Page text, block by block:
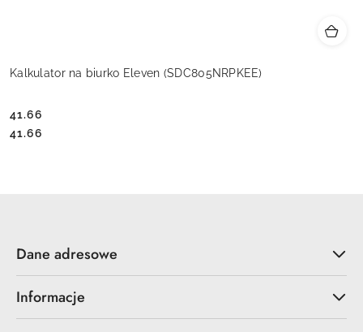
Kalkulator na biurko Eleven (SDC805NRPKEE)
Cena:
41.66
Cena:
41.66
Dane adresowe
Informacje